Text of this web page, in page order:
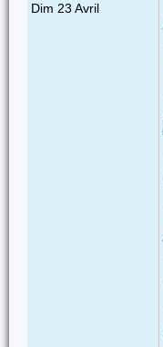
Dim 23 Avril